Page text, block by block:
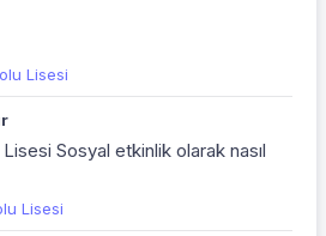
Lisesi
Sosyal etkinlik olarak nasıl
Lisesi